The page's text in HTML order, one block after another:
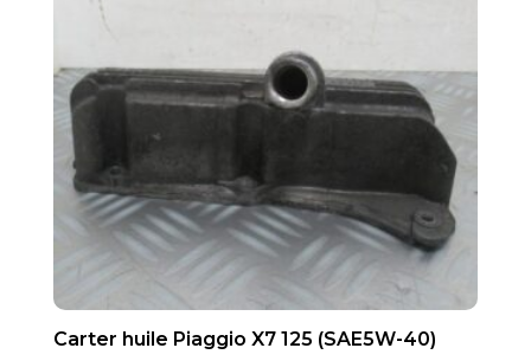
Carter huile Piaggio X7 125 (SAE5W-40)